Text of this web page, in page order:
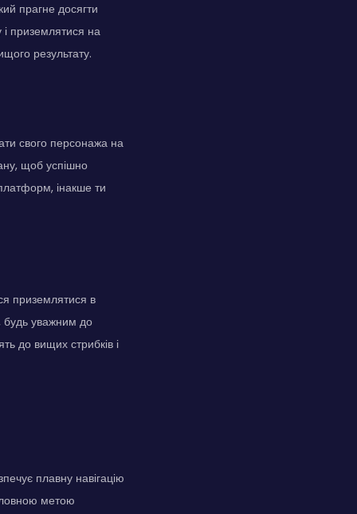
прагне досягти
і приземлятися на
результату.
свого персонажа на
щоб успішно
інакше ти
приземлятися в
будь уважним до
до вищих стрибків і
плавну навігацію
метою